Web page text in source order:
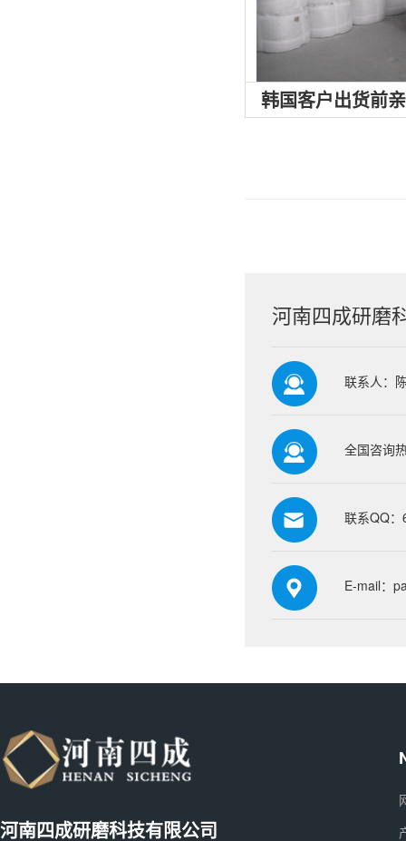
韩国客户出货前
河南四成研磨
联系人：
全国咨询
联系QQ
E-mail：
河南四成研磨科技有限公司